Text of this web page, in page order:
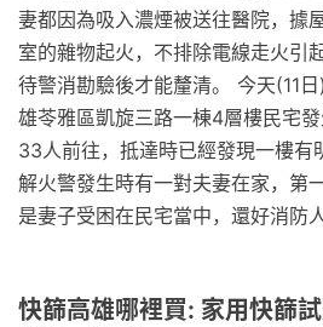
妻都因為吸入濃煙被送往醫院，據
室的雜物起火，不排除電線走火引
待警消勘驗後才能釐清。 今天(11
雄苓雅區凱旋三路一棟4層樓民宅
33人前往，抵達時已經發現一樓有
解火警發生時有一對夫妻在家，第
是妻子受困在民宅當中，還好消防
快篩高雄哪裡買: 家用快篩